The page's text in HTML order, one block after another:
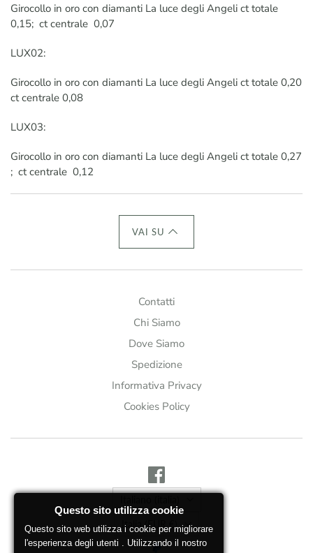
Girocollo in oro con diamanti La luce degli Angeli ct totale
0,15; ct centrale 0,07
LUX02:
Girocollo in oro con diamanti La luce degli Angeli ct totale 0,20
ct centrale 0,08
LUX03:
Girocollo in oro con diamanti La luce degli Angeli ct totale 0,27
; ct centrale 0,12
VAI SU
Contatti
Chi Siamo
Dove Siamo
Spedizione
Informativa Privacy
Cookies Policy
Lingua
Città
Italia
Questo sito utilizza cookie
Questo sito web utilizza i cookie per migliorare
l'esperienza degli utenti . Utilizzando il nostro